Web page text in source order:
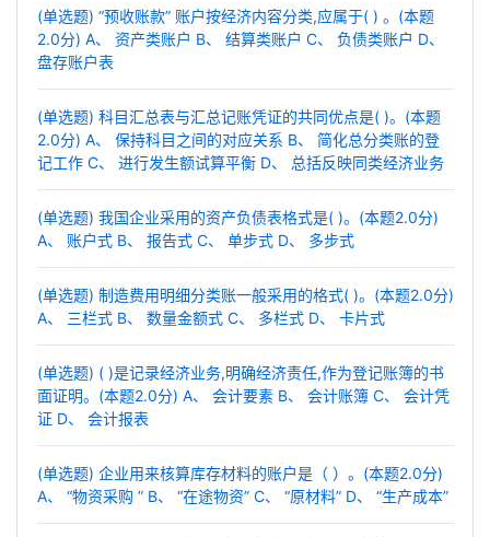
(单选题) “预收账款” 账户按经济内容分类,应属于( ) 。(本题
2.0分) A、 资产类账户 B、 结算类账户 C、 负债类账户 D、
盘存账户表
(单选题) 科目汇总表与汇总记账凭证的共同优点是( )。(本题
2.0分) A、 保持科目之间的对应关系 B、 简化总分类账的登
记工作 C、 进行发生额试算平衡 D、 总括反映同类经济业务
(单选题) 我国企业采用的资产负债表格式是( )。(本题2.0分)
A、 账户式 B、 报告式 C、 单步式 D、 多步式
(单选题) 制造费用明细分类账一般采用的格式( )。(本题2.0分)
A、 三栏式 B、 数量金额式 C、 多栏式 D、 卡片式
(单选题) ( )是记录经济业务,明确经济责任,作为登记账簿的书
面证明。(本题2.0分) A、 会计要素 B、 会计账簿 C、 会计凭
证 D、 会计报表
(单选题) 企业用来核算库存材料的账户是（ ）。(本题2.0分)
A、 “物资采购 ” B、 “在途物资” C、 “原材料” D、 “生产成本”